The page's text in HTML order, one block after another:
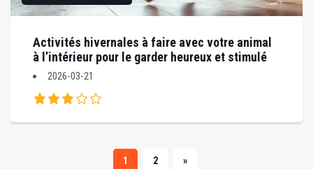
Activités hivernales à faire avec votre animal
à l’intérieur pour le garder heureux et stimulé
2026-03-21
1 2 »